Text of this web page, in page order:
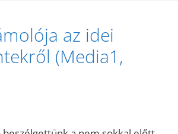
az idei
(Media1,